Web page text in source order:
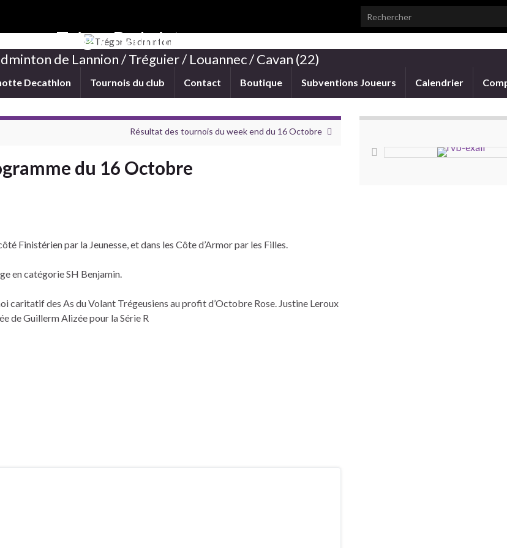
Search for:
Trégor Badminton
de Lannion / Tréguier / Louannec / Cavan (22)
Decathlon Tournois du club Contact Boutique Subventions Joueurs Calendrier
Résultat des tournois du week end du 16 Octobre
du 16 Octobre
Finistérien par la Jeunesse, et dans les Côte d’Armor par les Filles.
en catégorie SH Benjamin.
caritatif des As du Volant Trégeusiens au profit d’Octobre Rose. Justine Leroux
de Guillerm Alizée pour la Série R